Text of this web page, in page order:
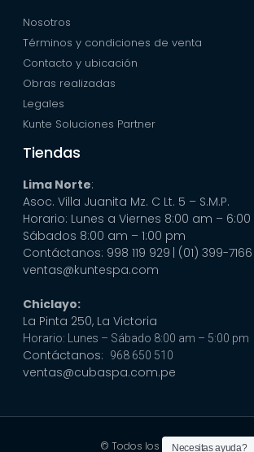
Nosotros
Términos y condiciones de venta
Contacto y ubicación
Obras realizadas
Legales
Kunte Soluciones Partner
Tiendas
Lima Norte:
Asoc. Villa Juanita Mz. C Lt. 5 – S.M.P.
Horario: Lunes a Viernes 8:00 am –
Sábados 8:00 am – 1:00 pm
Contáctanos: 998 119 929 | (01) 399-7166
ventas@kuntespa.com
Chiclayo:
La Pinta 250, La Victoria
Horario: Lunes – Sábado 8:00 am – 5:00 pm
Contáctanos: 968 650 510
ventas@cubaspa.com.pe
© Todos los derechosNecesitas ayuda?